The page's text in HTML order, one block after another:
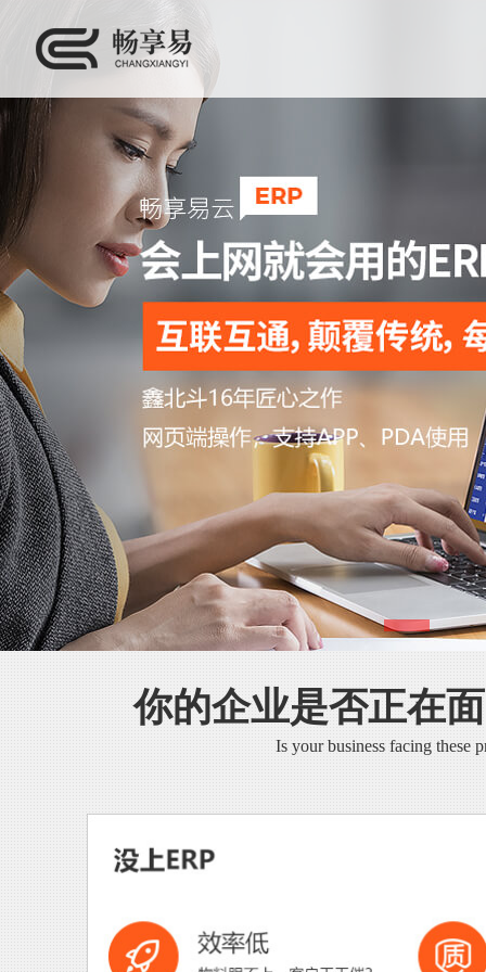
你的企业是否正在
Is your business facing these